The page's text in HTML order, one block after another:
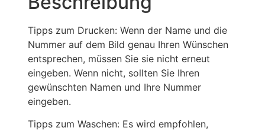
Tipps zum Drucken: Wenn der Name und die
Nummer auf dem Bild genau Ihren Wünschen
entsprechen, müssen Sie sie nicht erneut
eingeben. Wenn nicht, sollten Sie Ihren
gewünschten Namen und Ihre Nummer
eingeben.
Tipps zum Waschen: Es wird empfohlen,